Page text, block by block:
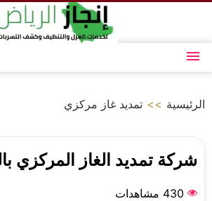
المحتوى
القائمة
الرئيسية >> تمديد غاز مركزي
شركة تمديد الغاز المركزي
430 مشاهدات